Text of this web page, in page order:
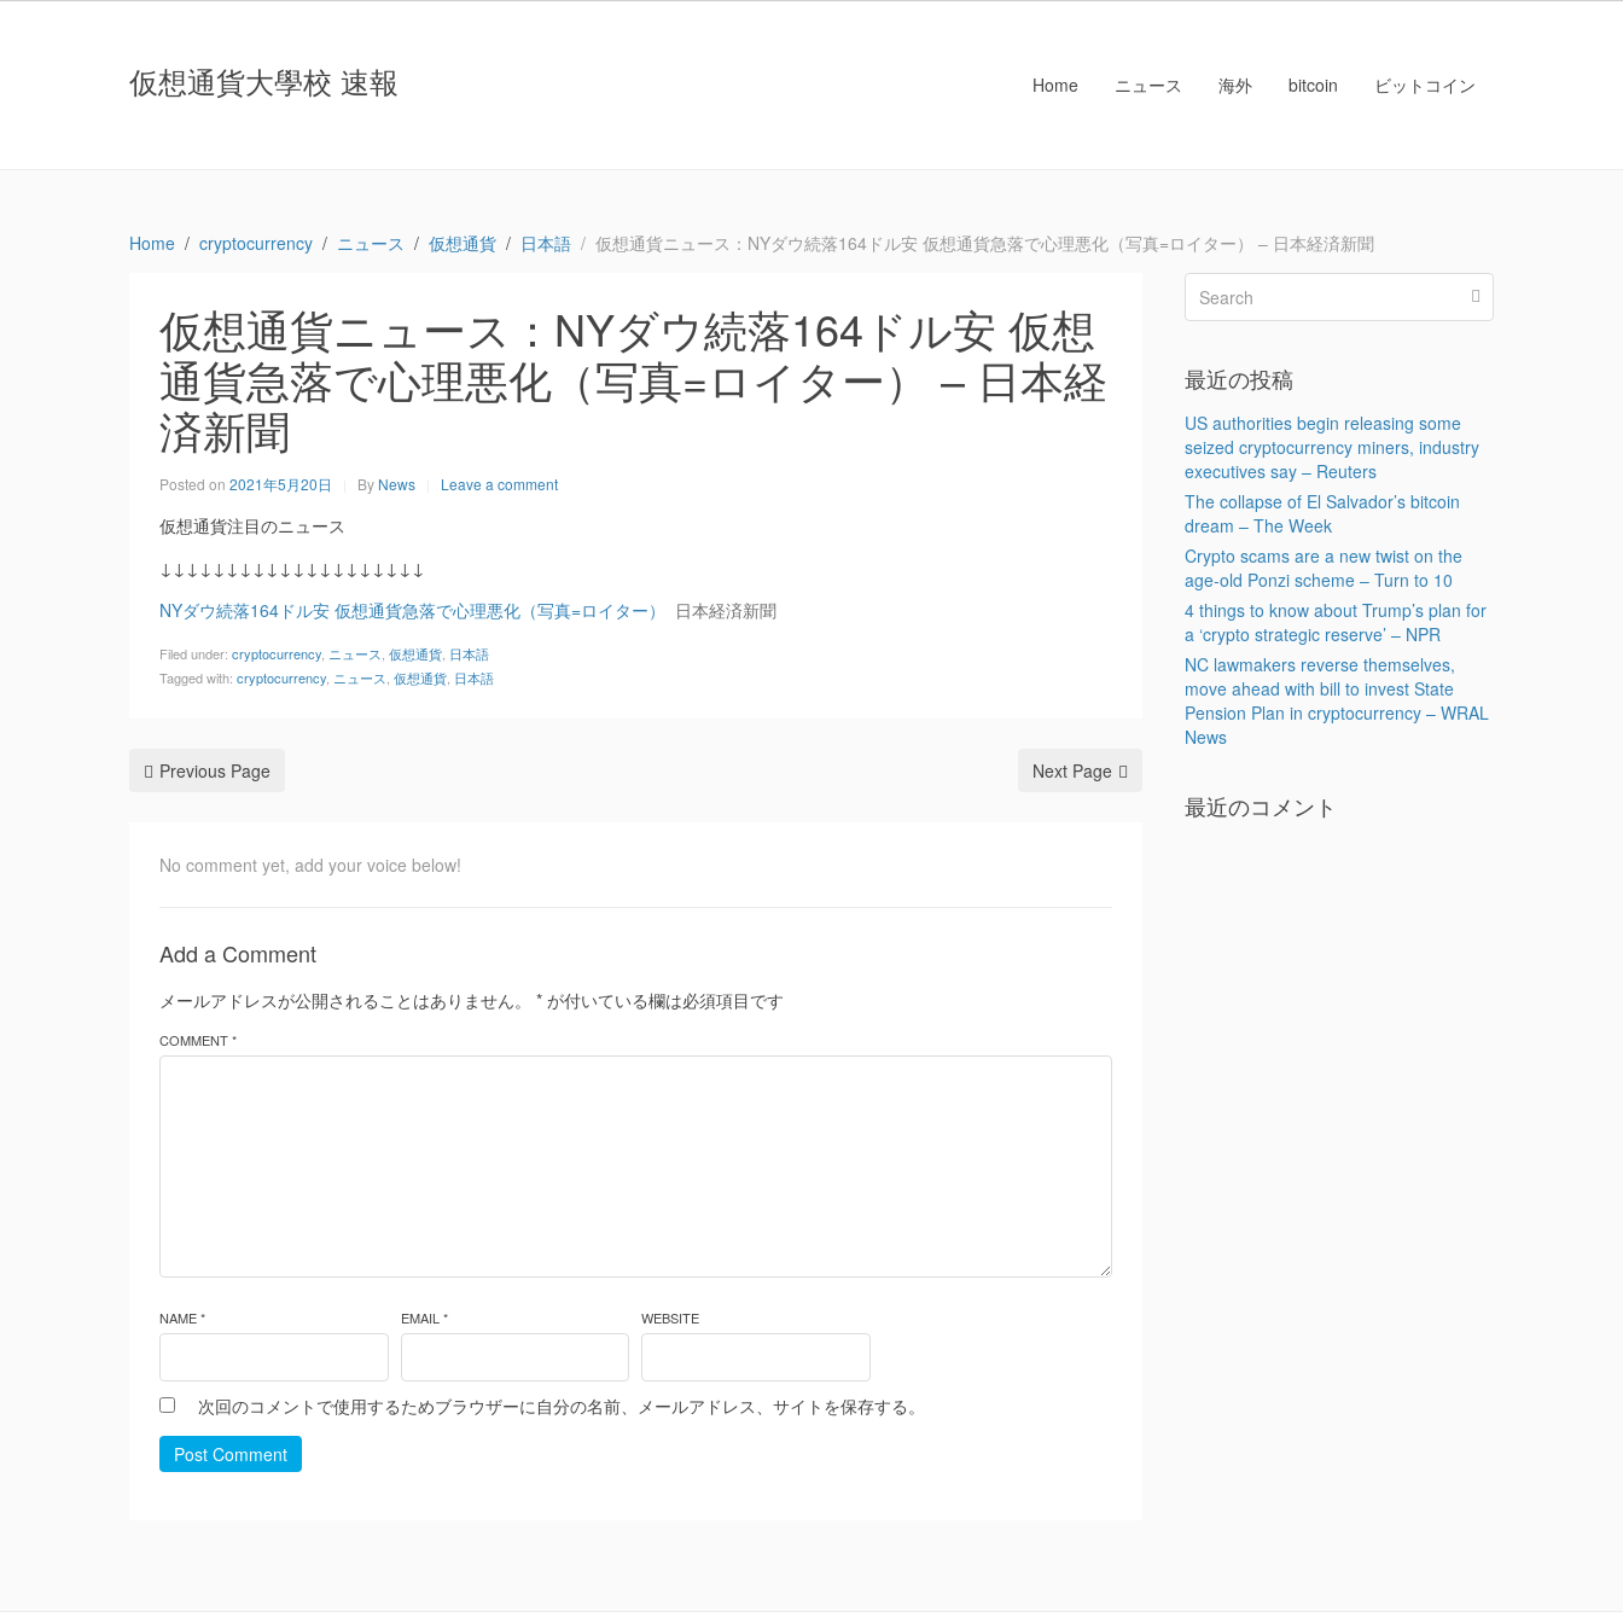
仮想通貨大學校 速報 Home ニュース 海外 bitcoin ビットコイン
Home cryptocurrency ニュース 仮想通貨 日本語 仮想通貨ニュース：NYダウ続落164ドル安 仮想通貨急落で心理悪化（写真=ロイター） – 日本経済新聞
仮想通貨ニュース：NYダウ続落164ドル安 仮想
通貨急落で心理悪化（写真=ロイター） – 日本経
済新聞
Posted on 2021年5月20日 By News Leave a comment
仮想通貨注目のニュース
↓↓↓↓↓↓↓↓↓↓↓↓↓↓↓↓↓↓↓↓
NYダウ続落164ドル安 仮想通貨急落で心理悪化（写真=ロイター）
日本経済新聞
Filed under: cryptocurrency ニュース 仮想通貨 日本語
Tagged with: cryptocurrency ニュース 仮想通貨 日本語
Previous Page Next Page
No comment yet, add your voice below!
Add a Comment
メールアドレスが公開されることはありません。 * が付いている欄は必須項目です
COMMENT *
NAME * EMAIL * WEBSITE
次回のコメントで使用するためブラウザーに自分の名前、メールアドレス、サイトを保存する。
Post Comment
最近の投稿
US authorities begin releasing some
seized cryptocurrency miners, industry
executives say – Reuters
The collapse of El Salvador’s bitcoin
dream – The Week
Crypto scams are a new twist on the
age-old Ponzi scheme – Turn to 10
4 things to know about Trump’s plan for
a ‘crypto strategic reserve’ – NPR
NC lawmakers reverse themselves,
move ahead with bill to invest State
Pension Plan in cryptocurrency – WRAL
News
最近のコメント